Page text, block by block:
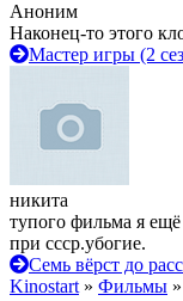
Аноним
Наконец-то этого
Мастер игры (2
никита
тупого фильма я
при ссср.убогие.
Семь вёрст до
Kinostart » Фильмы »